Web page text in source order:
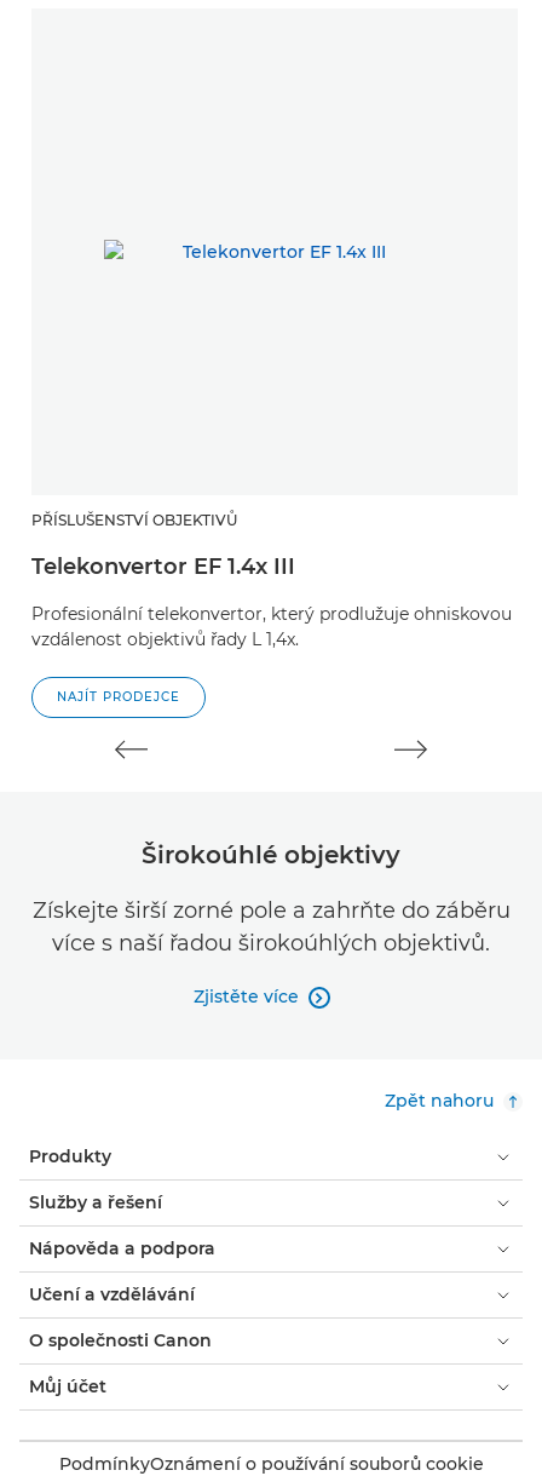
PŘÍSLUŠENSTVÍ OBJEKTIVŮ
Telekonvertor EF 1.4x III
Profesionální telekonvertor, který prodlužuje ohniskovou
vzdálenost objektivů řady L 1,4x.
NAJÍT PRODEJCE
Širokoúhlé objektivy
Získejte širší zorné pole a zahrňte do záběru
více s naší řadou širokoúhlých objektivů.
Zjistěte více 
Zpět nahoru
Produkty
Služby a řešení
Nápověda a podpora
Učení a vzdělávání
O společnosti Canon
Můj účet
PodmínkyOznámení o používání souborů cookie